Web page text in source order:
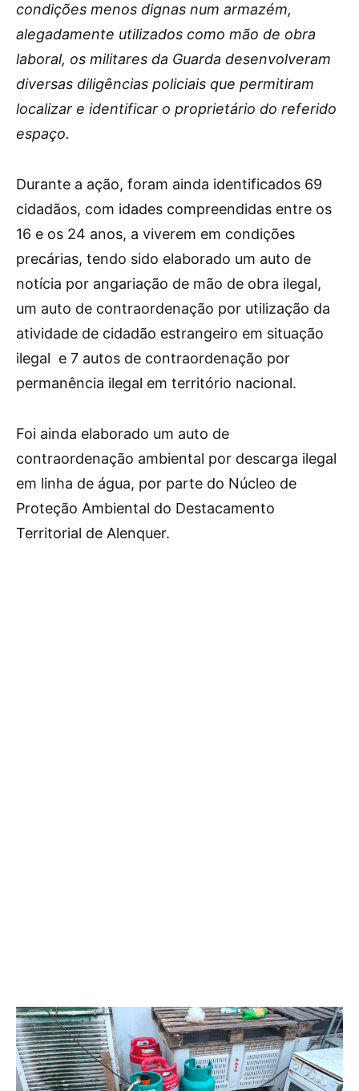
condições menos dignas num armazém,
alegadamente utilizados como mão de obra
laboral, os militares da Guarda desenvolveram
diversas diligências policiais que permitiram
localizar e identificar o proprietário do referido
espaço.
Durante a ação, foram ainda identificados 69
cidadãos, com idades compreendidas entre os
16 e os 24 anos, a viverem em condições
precárias, tendo sido elaborado um auto de
notícia por angariação de mão de obra ilegal,
um auto de contraordenação por utilização da
atividade de cidadão estrangeiro em situação
ilegal e 7 autos de contraordenação por
permanência ilegal em território nacional.
Foi ainda elaborado um auto de
contraordenação ambiental por descarga ilegal
em linha de água, por parte do Núcleo de
Proteção Ambiental do Destacamento
Territorial de Alenquer.